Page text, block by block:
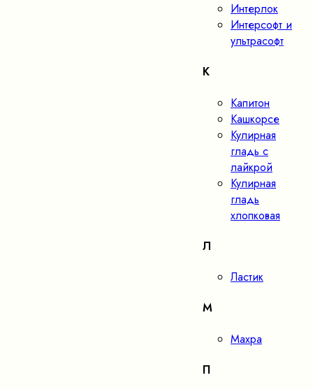
Интерлок
Интерсофт и
ультрасофт
К
Капитон
Кашкорсе
Кулирная
гладь с
лайкрой
Кулирная
гладь
хлопковая
Л
Ластик
М
Махра
П